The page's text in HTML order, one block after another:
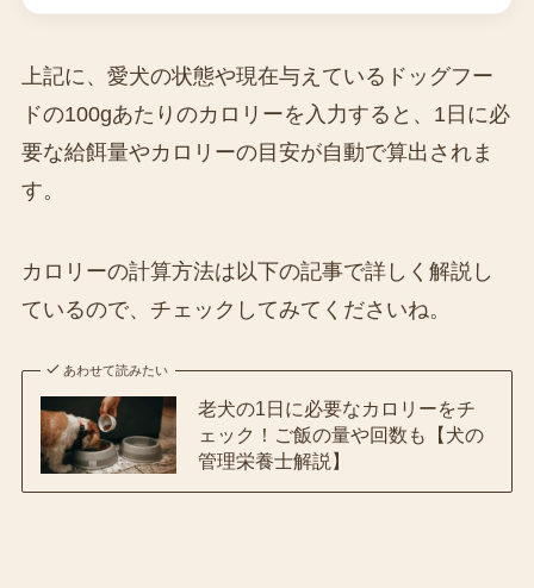
上記に、愛犬の状態や現在与えているドッグフー
ドの100gあたりのカロリーを入力すると、1日に必
要な給餌量やカロリーの目安が自動で算出されま
す。
カロリーの計算方法は以下の記事で詳しく解説し
ているので、チェックしてみてくださいね。
あわせて読みたい
老犬の1日に必要なカロリーをチ
ェック！ご飯の量や回数も【犬の
管理栄養士解説】